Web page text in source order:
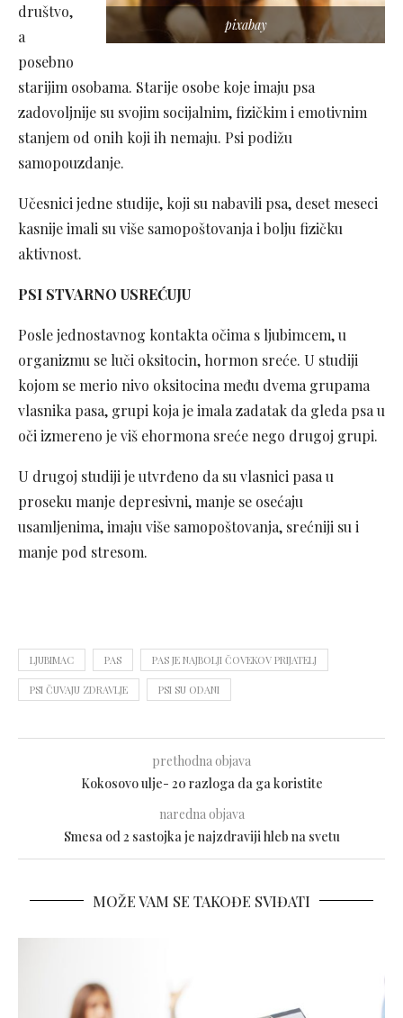
pixabay
društvo,
a
posebno
starijim osobama. Starije osobe koje imaju psa
zadovoljnije su svojim socijalnim, fizičkim i emotivnim
stanjem od onih koji ih nemaju. Psi podižu
samopouzdanje.
Učesnici jedne studije, koji su nabavili psa, deset meseci
kasnije imali su više samopoštovanja i bolju fizičku
aktivnost.
PSI STVARNO USREĆUJU
Posle jednostavnog kontakta očima s ljubimcem, u
organizmu se luči oksitocin, hormon sreće. U studiji
kojom se merio nivo oksitocina među dvema grupama
vlasnika pasa, grupi koja je imala zadatak da gleda psa u
oči izmereno je viš ehormona sreće nego drugoj grupi.
U drugoj studiji je utvrđeno da su vlasnici pasa u
proseku manje depresivni, manje se osećaju
usamljenima, imaju više samopoštovanja, srećniji su i
manje pod stresom.
LJUBIMAC PAS PAS JE NAJBOLJI ČOVEKOV PRIJATELJ
PSI ČUVAJU ZDRAVLJE PSI SU ODANI
prethodna objava
Kokosovo ulje- 20 razloga da ga koristite
naredna objava
Smesa od 2 sastojka je najzdraviji hleb na svetu
MOŽE VAM SE TAKOĐE SVIĐATI